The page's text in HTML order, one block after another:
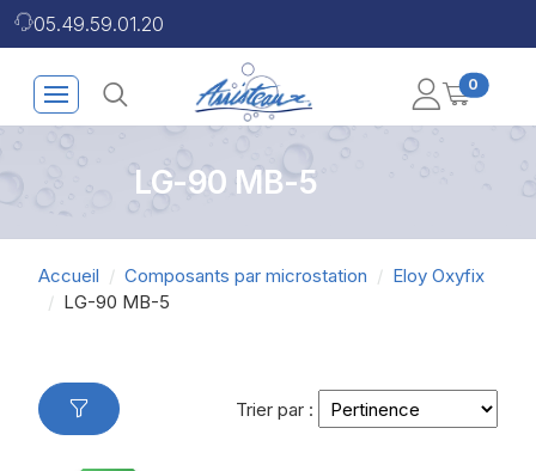
05.49.59.01.20
0
LG-90 MB-5
Accueil Composants par microstation
Eloy Oxyfix
LG-90 MB-5
Trier par :